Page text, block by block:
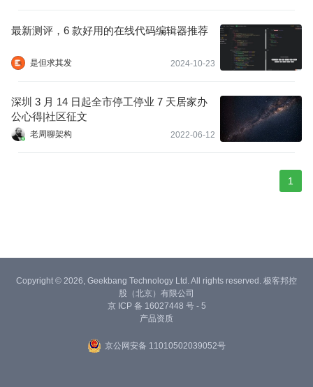
最新测评，6 款好用的在线代码编辑器推荐
是但求其发 2024-10-23
深圳 3 月 14 日起全市停工停业 7 天居家办
公心得|社区征文
老周聊架构 2022-06-12
1
Copyright © 2026, Geekbang Technology Ltd. All rights reserved. 极客邦控
股（北京）有限公司
京 ICP 备 16027448 号 - 5
产品资质
京公网安备 11010502039052号